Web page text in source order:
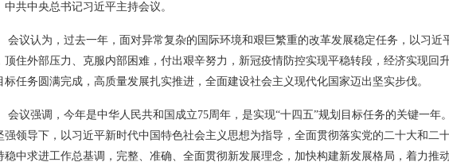
中共中央总书记习近平主持会议。
会议认为，过去一年，面对异常复杂的国际环境和艰巨繁重的改革发展稳定任务，以习
顶住外部压力、克服内部困难，付出艰辛努力，新冠疫情防控实现平稳转段，经济实现回
标任务圆满完成，高质量发展扎实推进，全面建设社会主义现代化国家迈出坚实步伐。
会议强调，今年是中华人民共和国成立75周年，是实现“十四五”规划目标任务的关键一
强领导下，以习近平新时代中国特色社会主义思想为指导，全面贯彻落实党的二十大和二
稳中求进工作总基调，完整、准确、全面贯彻新发展理念，加快构建新发展格局，着力推